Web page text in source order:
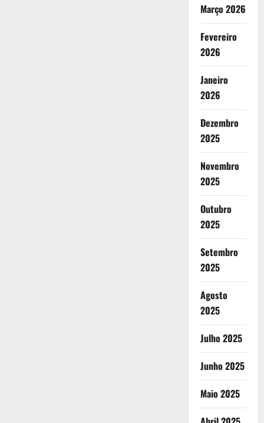
Março 2026
Fevereiro
2026
Janeiro
2026
Dezembro
2025
Novembro
2025
Outubro
2025
Setembro
2025
Agosto
2025
Julho 2025
Junho 2025
Maio 2025